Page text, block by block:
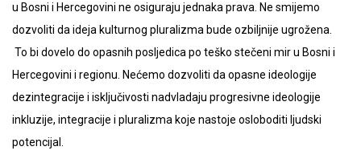
u Bosni i Hercegovini ne osiguraju jednaka prava. Ne smijemo
dozvoliti da ideja kulturnog pluralizma bude ozbiljnije ugrožena.
To bi dovelo do opasnih posljedica po teško stečeni mir u Bosni i
Hercegovini i regionu. Nećemo dozvoliti da opasne ideologije
dezintegracije i isključivosti nadvladaju progresivne ideologije
inkluzije, integracije i pluralizma koje nastoje osloboditi ljudski
potencijal.